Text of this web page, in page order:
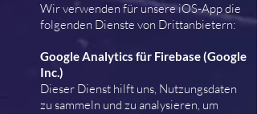
Wir verwenden für unsere iOS-App die
folgenden Dienste von Drittanbietern:
Google Analytics für Firebase (Google
Inc.)
Dieser Dienst hilft uns, Nutzungsdaten
zu sammeln und zu analysieren, um